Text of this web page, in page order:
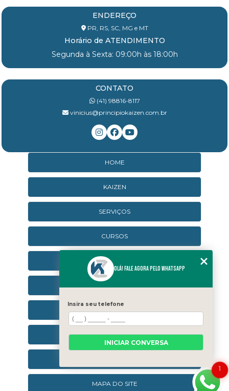
ENDEREÇO
PR, RS, SC, MG e MT
Horário de ATENDIMENTO
Segunda à Sexta: 09:00h às 18:00h
CONTATO
(41) 98816-8117
vinicius@principiokaizen.com.br
HOME
KAIZEN
SERVIÇOS
CURSOS
CURSOS ONLINE
CONTATO
CATEGORIAS
MAPA DO SITE
1
Olá! Fale agora pelo WhatsApp
Insira seu telefone
INICIAR CONVERSA